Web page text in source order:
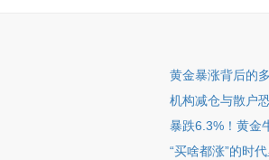
黄金暴涨背后的
机构减仓与散户
暴跌6.3%！黄金
“买啥都涨”的时